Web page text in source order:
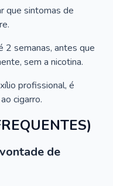
que sintomas de
2 semanas, antes que
sem a nicotina.
profissional, é
cigarro.
de